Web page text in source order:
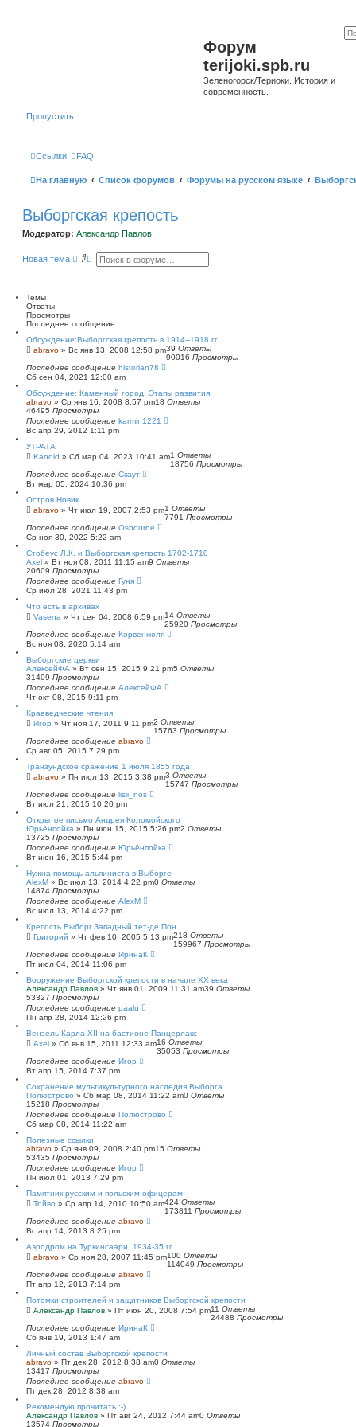
Форум
terijoki.spb.ru
Зеленогорск/Териоки. История и
современность.
Пропустить
Ссылки FAQ
На главную Список форумов Форумы на русском языке
Выборгская крепость
Модератор: Александр Павлов
Новая тема
П Р
н
ы
й
о
и
с
к
Темы
Ответы
Просмотры
Последнее сообщение
Обсуждение:Выборгская крепость в 1914--1918 гг.
abravo » Вс янв 13, 2008 12:58 pm39 Ответы
90016 Просмотры
Последнее сообщение historian78
Сб сен 04, 2021 12:00 am
Обсуждение: Каменный город. Этапы развития.
abravo » Ср янв 16, 2008 8:57 pm18 Ответы
46495 Просмотры
Последнее сообщение karmin1221
Вс апр 29, 2012 1:11 pm
УТРАТА
Kandid » Сб мар 04, 2023 10:41 am1 Ответы
18756 Просмотры
Последнее сообщение Скаут
Вт мар 05, 2024 10:36 pm
Остров Новик
abravo » Чт июл 19, 2007 2:53 pm1 Ответы
7791 Просмотры
Последнее сообщение Osbourne
Ср ноя 30, 2022 5:22 am
Стобеус Л.К. и Выборгская крепость 1702-1710
Axel » Вт ноя 08, 2011 11:15 am9 Ответы
20609 Просмотры
Последнее сообщение Гуня
Ср июл 28, 2021 11:43 pm
Что есть в архивах
Vasena » Чт сен 04, 2008 6:59 pm14 Ответы
25920 Просмотры
Последнее сообщение Корвенкюля
Вс ноя 08, 2020 5:14 am
Выборгские церкви
АлексейФА » Вт сен 15, 2015 9:21 pm5 Ответы
31409 Просмотры
Последнее сообщение АлексейФА
Чт окт 08, 2015 9:11 pm
Краеведческие чтения
Игор » Чт ноя 17, 2011 9:11 pm2 Ответы
15763 Просмотры
Последнее сообщение abravo
Ср авг 05, 2015 7:29 pm
Транзундское сражение 1 июля 1855 года
abravo » Пн июл 13, 2015 3:38 pm3 Ответы
15747 Просмотры
Последнее сообщение lisii_nos
Вт июл 21, 2015 10:20 pm
Открытое письмо Андрея Коломойского
Юрьёнпойка » Пн июн 15, 2015 5:26 pm2 Ответы
13725 Просмотры
Последнее сообщение Юрьёнпойка
Вт июн 16, 2015 5:44 pm
Нужна помощь альпиниста в Выборге
AlexM » Вс июл 13, 2014 4:22 pm0 Ответы
14874 Просмотры
Последнее сообщение AlexM
Вс июл 13, 2014 4:22 pm
Крепость Выборг.Западный тет-де Пон
Григорий » Чт фев 10, 2005 5:13 pm218 Ответы
159967 Просмотры
Последнее сообщение ИринаК
Пт июл 04, 2014 11:06 pm
Вооружение Выборгской крепости в начале ХХ века
Александр Павлов » Чт янв 01, 2009 11:31 am39 Ответы
53327 Просмотры
Последнее сообщение paalu
Пн апр 28, 2014 12:26 pm
Вензель Карла XII на бастионе Панцерлакс
Axel » Сб янв 15, 2011 12:33 am16 Ответы
35053 Просмотры
Последнее сообщение Игор
Вт апр 15, 2014 7:37 pm
Сохранение мультикультурного наследия Выборга
Полюстрово » Сб мар 08, 2014 11:22 am0 Ответы
15218 Просмотры
Последнее сообщение Полюстрово
Сб мар 08, 2014 11:22 am
Полезные ссылки
abravo » Ср янв 09, 2008 2:40 pm15 Ответы
53435 Просмотры
Последнее сообщение Игор
Пн июл 01, 2013 7:29 pm
Памятник русским и польским офицерам
Тойво » Ср апр 14, 2010 10:50 am424 Ответы
173811 Просмотры
Последнее сообщение abravo
Вс апр 14, 2013 8:25 pm
Аэродром на Туркинсаари. 1934-35 гг.
abravo » Ср ноя 28, 2007 11:45 pm100 Ответы
114049 Просмотры
Последнее сообщение abravo
Пт апр 12, 2013 7:14 pm
Потомки строителей и защитников Выборгской крепости
Александр Павлов » Пт июн 20, 2008 7:54 pm11 Ответы
24488 Просмотры
Последнее сообщение ИринаК
Сб янв 19, 2013 1:47 am
Личный состав Выборгской крепости
abravo » Пт дек 28, 2012 8:38 am0 Ответы
13417 Просмотры
Последнее сообщение abravo
Пт дек 28, 2012 8:38 am
Рекомендую прочитать :-)
Александр Павлов » Пт авг 24, 2012 7:44 am0 Ответы
13574 Просмотры